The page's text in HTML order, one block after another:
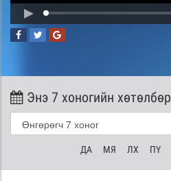
Энэ 7 хоногийн хөтөлбөр
ДА МЯ ЛХ ПҮ